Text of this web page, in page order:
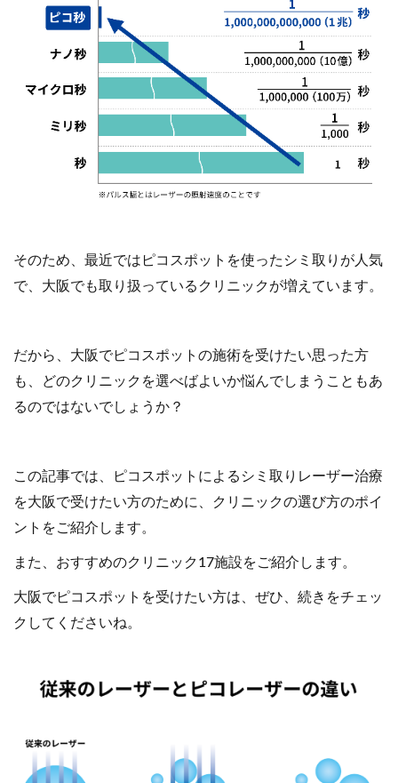
そのため、最近ではピコスポットを使ったシミ取りが人気
で、大阪でも取り扱っているクリニックが増えています。
だから、大阪でピコスポットの施術を受けたい思った方
も、どのクリニックを選べばよいか悩んでしまうこともあ
るのではないでしょうか？
この記事では、ピコスポットによるシミ取りレーザー治療
を大阪で受けたい方のために、クリニックの選び方のポイ
ントをご紹介します。
また、おすすめのクリニック17施設をご紹介します。
大阪でピコスポットを受けたい方は、ぜひ、続きをチェッ
クしてくださいね。